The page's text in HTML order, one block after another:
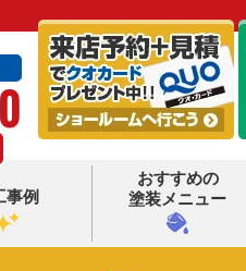
事例
おすすめの
塗装メニュー